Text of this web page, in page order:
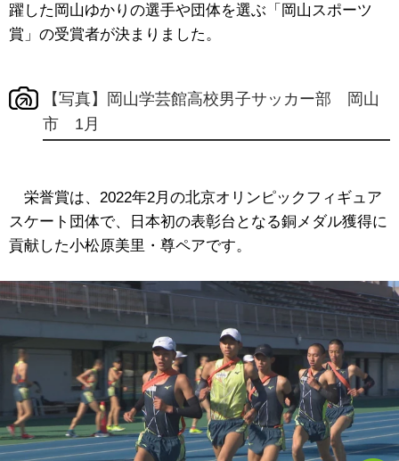
躍した岡山ゆかりの選手や団体を選ぶ「岡山スポーツ
賞」の受賞者が決まりました。
【写真】岡山学芸館高校男子サッカー部 岡山
市 1月
栄誉賞は、2022年2月の北京オリンピックフィギュア
スケート団体で、日本初の表彰台となる銅メダル獲得に
貢献した小松原美里・尊ペアです。